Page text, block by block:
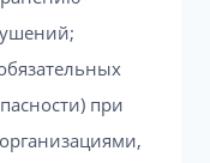
при